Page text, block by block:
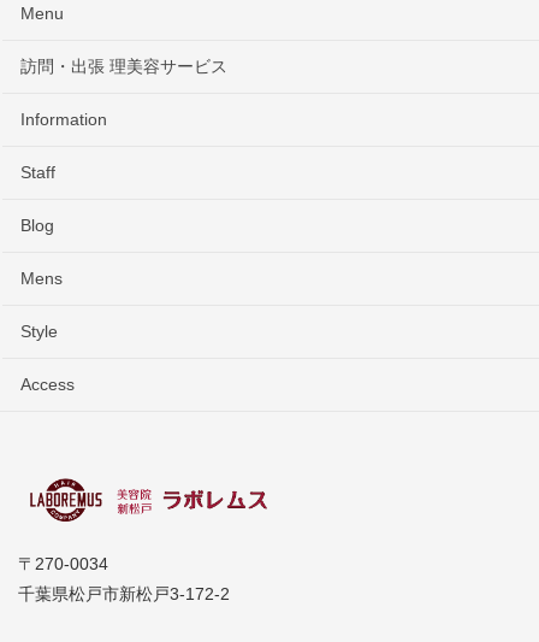
Menu
訪問・出張 理美容サービス
Information
Staff
Blog
Mens
Style
Access
〒270-0034
千葉県松戸市新松戸3-172-2